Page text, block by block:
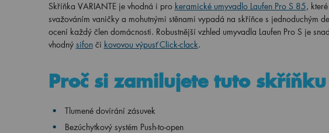
Skříňka VARIANTE je vhodná i pro keramické umyvadlo Laufen Pro S 85,
svažováním vaničky a mohutnými stěnami vypadá na skříňce s jednoduchým
ocení každý člen domácnosti. Robustnější vzhled umyvadla Laufen Pro S je
vhodný sifon či kovovou výpusť Click-clack.
Proč si zamilujete tuto skříňku
Tlumené dovírání zásuvek
Bezúchytkový systém Push-to-open